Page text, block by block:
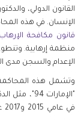
القانون الدولي، والدكتور
الإنسان. في هذه المحاكمة الجماعية
قانون مكافحة الإرهاب
منظمة إرهابية.
الإعدام والسجن مدى
وتشمل هذه
"الإمارات 94"، مثل الدكتور